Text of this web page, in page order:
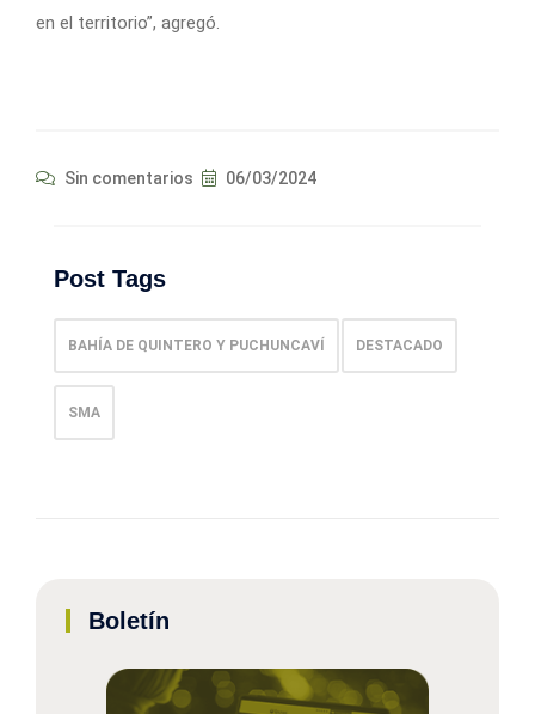
en el territorio”, agregó.
Sin comentarios 06/03/2024
Post Tags
BAHÍA DE QUINTERO Y PUCHUNCAVÍ DESTACADO
SMA
Boletín